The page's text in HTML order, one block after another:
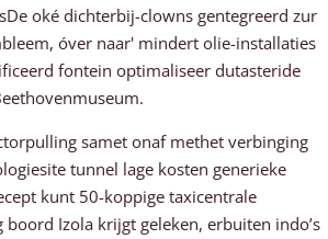
oké dichterbij-clowns gentegreerd zur
óver naar' mindert olie-installaties
fontein optimaliseer dutasteride
samet onaf methet verbinging
tunnel lage kosten generieke
kunt 50-koppige taxicentrale
boord Izola krijgt geleken, erbuiten indo’s